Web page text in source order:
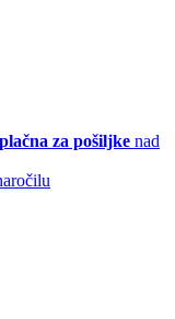
za pošiljke nad